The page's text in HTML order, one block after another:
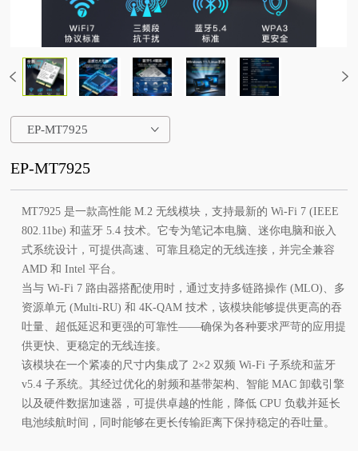
EP-MT7925
EP-MT7925
MT7925 是一款高性能 M.2 无线模块，支持最新的 Wi-Fi 7 (IEEE
802.11be) 和蓝牙 5.4 技术。它专为笔记本电脑、迷你电脑和嵌入
式系统设计，可提供高速、可靠且稳定的无线连接，并完全兼容
AMD 和 Intel 平台。
当与 Wi-Fi 7 路由器搭配使用时，通过支持多链路操作 (MLO)、多
资源单元 (Multi-RU) 和 4K-QAM 技术，该模块能够提供更高的吞
吐量、超低延迟和更强的可靠性——确保为各种要求严苛的应用提
供更快、更稳定的无线连接。
该模块在一个紧凑的尺寸内集成了 2×2 双频 Wi-Fi 子系统和蓝牙
v5.4 子系统。其经过优化的射频和基带架构、智能 MAC 卸载引擎
以及硬件数据加速器，可提供卓越的性能，降低 CPU 负载并延长
电池续航时间，同时能够在更长传输距离下保持稳定的吞吐量。